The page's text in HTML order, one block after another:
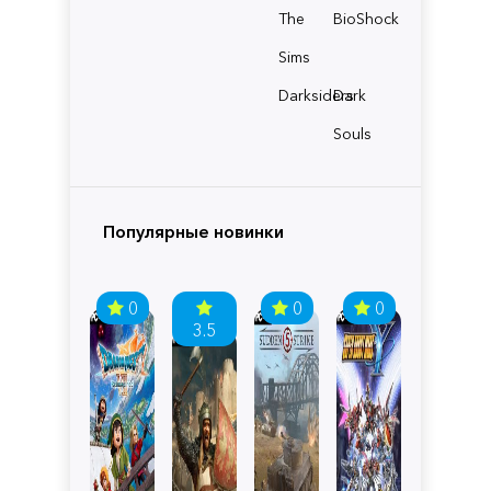
The
Sims
BioShock
Darksiders
Dark
Souls
Популярные новинки
0
3.5
0 0